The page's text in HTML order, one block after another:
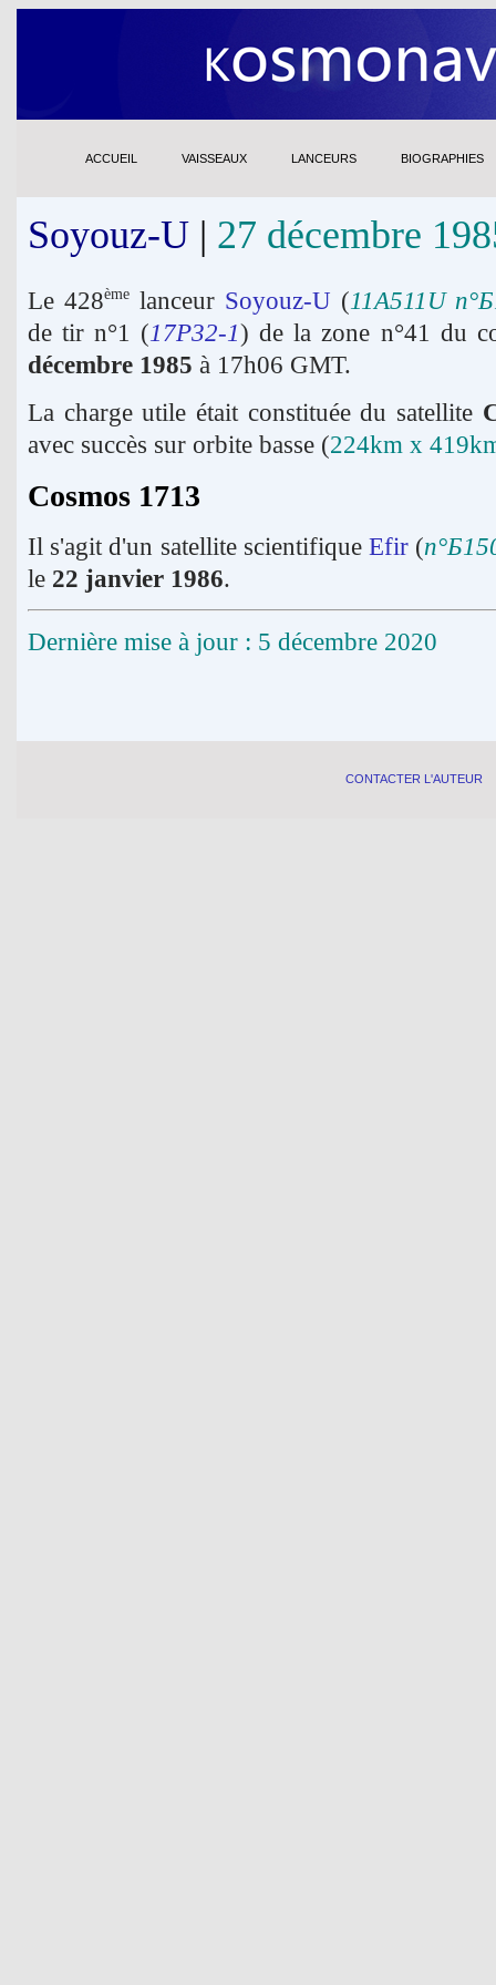
ACCUEIL VAISSEAUX LANCEURS BIOGRAPHIES
Soyouz-U | 27 décembre
Le 428èmelanceur Soyouz-U (11A511U
de tir n°1 (17P32-1) de la zone n°41 du
décembre 1985 à 17h06 GMT.
La charge utile était constituée du satellite
avec succès sur orbite basse (224km x
Cosmos 1713
Il s'agit d'un satellite scientifique Efir(
le 22 janvier 1986.
Dernière mise à jour : 5 décembre 2020
CONTACTER L'AUTEUR